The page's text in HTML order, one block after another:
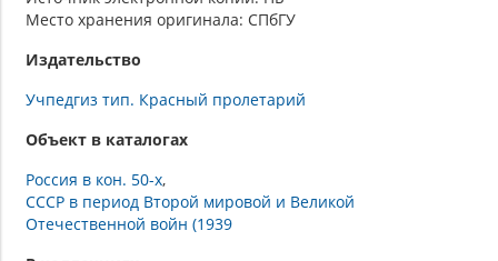
Место хранения оригинала: СПбГУ
Издательство
Учпедгиз тип. Красный пролетарий
Объект в каталогах
Россия в кон. 50-х
СССР в период Второй мировой и Великой
Отечественной войн (1939